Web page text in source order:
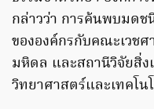
กล่าวว่า การค้นพบมด
ขององค์กรกับคณะเวช
มหิดล และสถานีวิจัยสิ่
วิทยาศาสตร์และเทคโน